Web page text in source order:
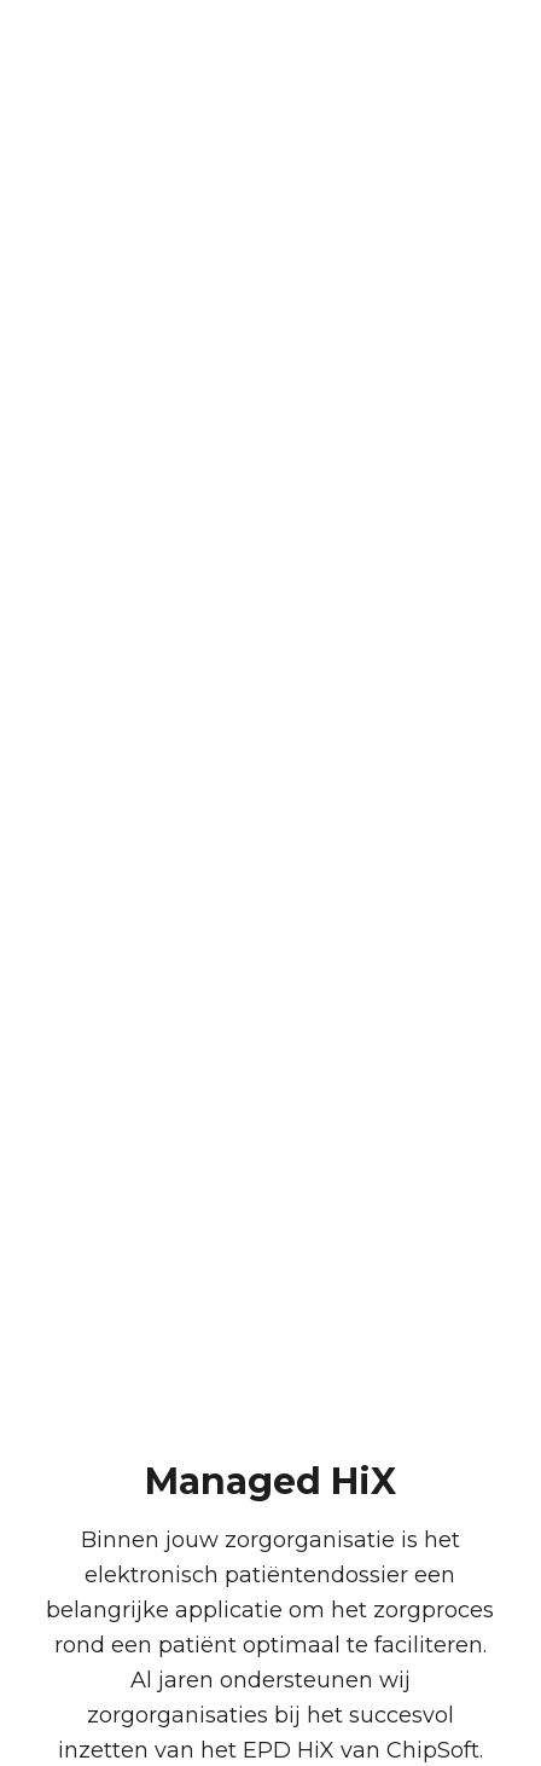
Managed HiX
Binnen jouw zorgorganisatie is het
elektronisch patiëntendossier een
belangrijke applicatie om het zorgproces
rond een patiënt optimaal te faciliteren.
Al jaren ondersteunen wij
zorgorganisaties bij het succesvol
inzetten van het EPD HiX van ChipSoft.